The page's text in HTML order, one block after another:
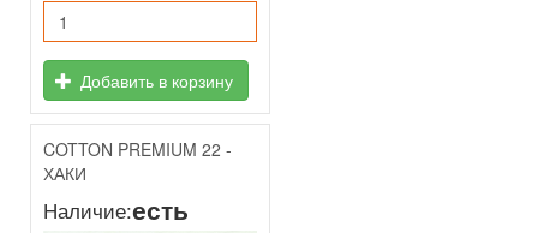
Добавить в корзину
COTTON PREMIUM 22 -
ХАКИ
Наличие:есть